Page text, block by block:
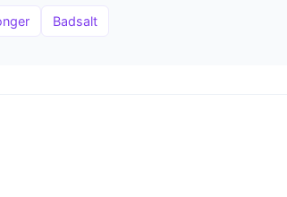
Badsalt